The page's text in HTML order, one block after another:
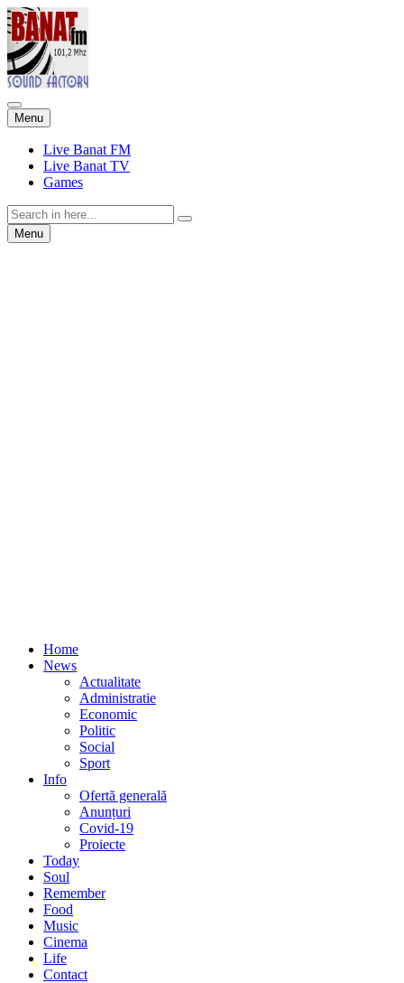
Menu Skip
to
content
Live Banat FM
Live Banat TV
Games
Search
for:Menu Skip
to
Home
News
Actualitate
Administratie
Economic
Politic
Social
Sport
Info
Ofertă generală
Anunțuri
Covid-19
Proiecte
Today
Soul
Remember
Food
Music
Cinema
Life
Contact